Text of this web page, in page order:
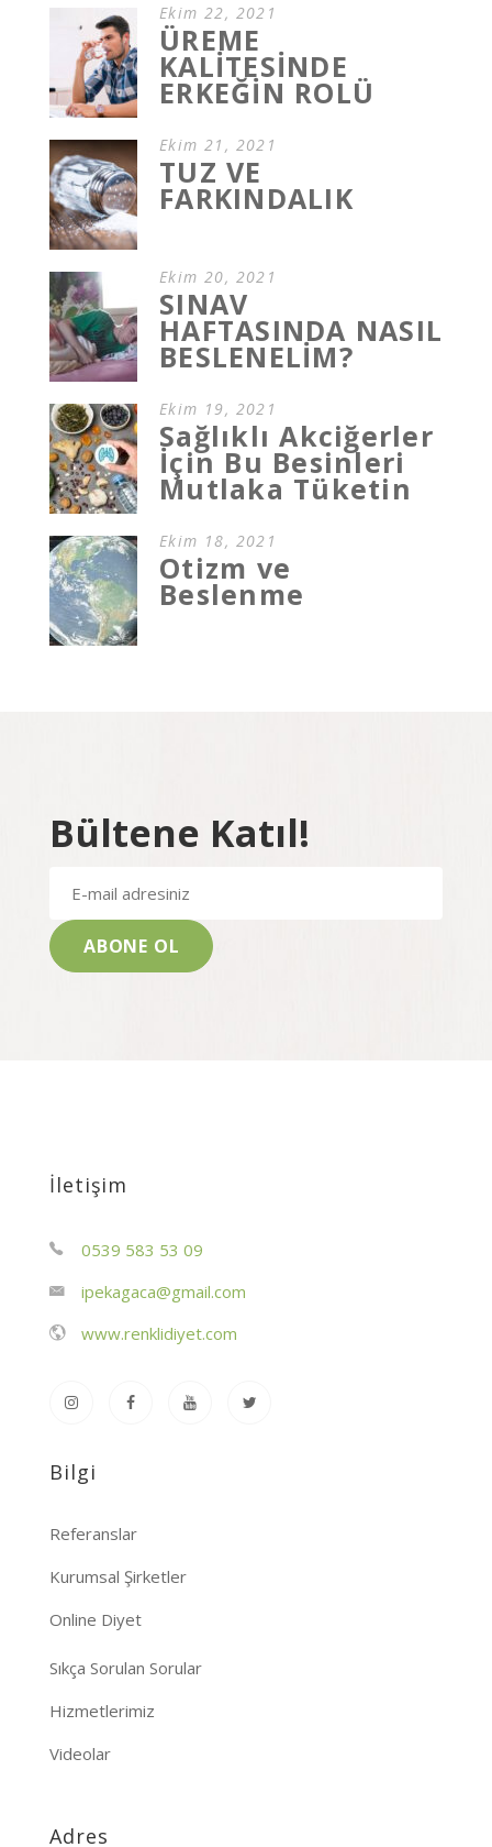
Ekim 22, 2021
ÜREME
KALİTESİNDE
ERKEĞİN ROLÜ
Ekim 21, 2021
TUZ VE
FARKINDALIK
Ekim 20, 2021
SINAV
HAFTASINDA NASIL
BESLENELİM?
Ekim 19, 2021
Sağlıklı Akciğerler
İçin Bu Besinleri
Mutlaka Tüketin
Ekim 18, 2021
Otizm ve
Beslenme
Bültene Katıl!
İletişim
0539 583 53 09
ipekagaca@gmail.com
www.renklidiyet.com
Bilgi
Referanslar
Kurumsal Şirketler
Online Diyet
Sıkça Sorulan Sorular
Hizmetlerimiz
Videolar
Adres